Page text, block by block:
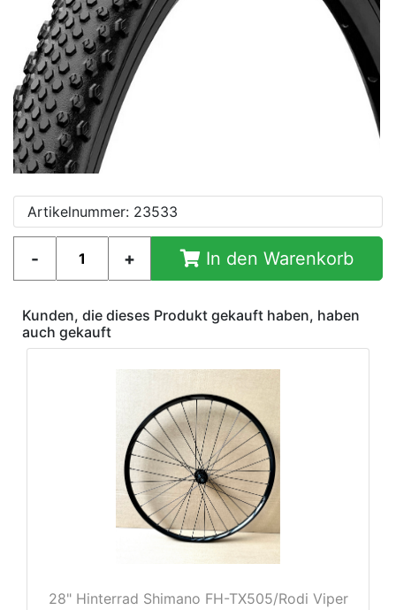
Artikelnummer: 23533
In den Warenkorb
Kunden, die dieses Produkt gekauft haben, haben
auch gekauft
28" Hinterrad Shimano FH-TX505/Rodi Viper